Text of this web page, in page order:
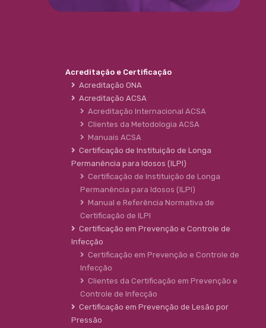
Acreditação e Certificação
Acreditação ONA
Acreditação ACSA
Acreditação Internacional ACSA
Clientes da Metodologia ACSA
Manuais ACSA
Certificação de Instituição de Longa
Permanência para Idosos (ILPI)
Certificação de Instituição de Longa
Permanência para Idosos (ILPI)
Manual e Referência Normativa de
Certificação de ILPI
Certificação em Prevenção e Controle de
Infecção
Certificação em Prevenção e Controle de
Infecção
Clientes da Certificação em Prevenção e
Controle de Infecção
Certificação em Prevenção de Lesão por
Pressão